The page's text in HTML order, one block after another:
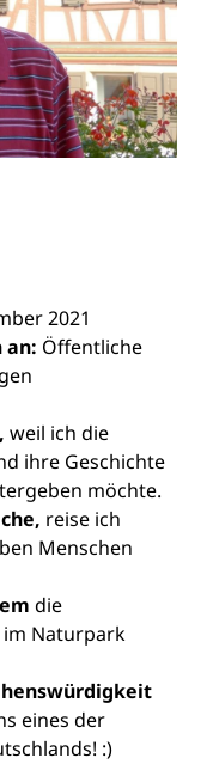
2021
an: Öffentliche
weil ich die
ihre Geschichte
möchte.
reise ich
Menschen
die
im Naturpark
eines der
:)